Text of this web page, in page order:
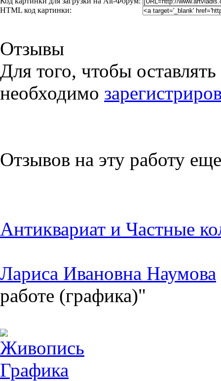
HTML код картинки:
Отзывы
Для того, чтобы
необходимо
Отзывов на эту работу
Антиквариат и Частные
Лариса Ивановна Наумова
работе (графика)"
Живопись
Графика